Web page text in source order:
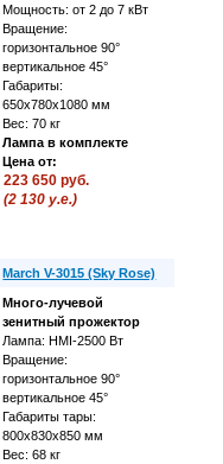
Мощность: от 2 до 7 кВт
Вращение:
горизонтальное 90°
вертикальное 45°
Габариты:
650х780х1080 мм
Вес: 70 кг
Лампа в комплекте
Цена от:
223 650 руб.
(2 130 у.е.)
March V-3015 (Sky Rose)
Много-лучевой
зенитный прожектор
Лампа: HMI-2500 Вт
Вращение:
горизонтальное 90°
вертикальное 45°
Габариты тары:
800х830х850 мм
Вес: 68 кг